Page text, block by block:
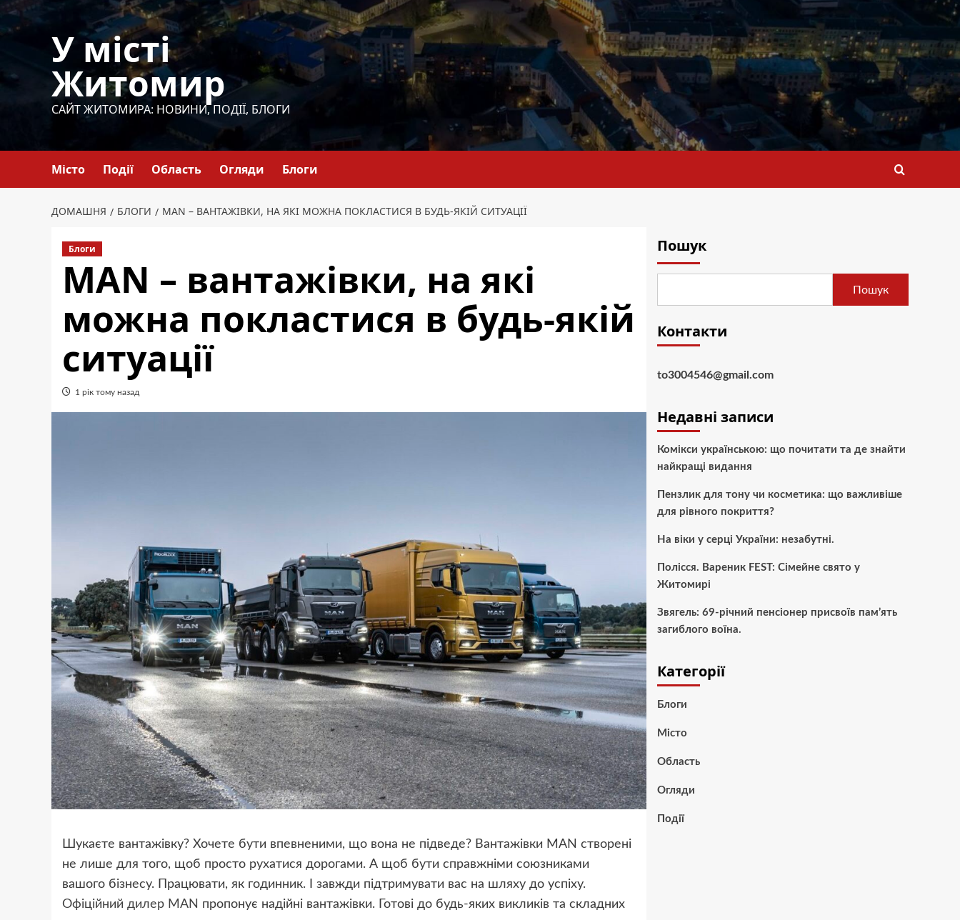
Перейти
У місті
Житомир
САЙТ ЖИТОМИРА: НОВИНИ, ПОДІЇ, БЛОГИ
Місто Події Область Огляди Блоги
ДОМАШНЯ БЛОГИ MAN – ВАНТАЖІВКИ, НА ЯКІ МОЖНА ПОКЛАСТИСЯ В БУДЬ-ЯКІЙ СИТУАЦІЇ
Блоги
MAN – вантажівки, на які
можна покластися в будь-якій
ситуації
1 рік тому назад
Шукаєте вантажівку? Хочете бути впевненими, що вона не підведе? Вантажівки MAN створені
не лише для того, щоб просто рухатися дорогами. А щоб бути справжніми союзниками
вашого бізнесу. Працювати, як годинник. І завжди підтримувати вас на шляху до успіху.
Офіційний дилер MAN пропонує надійні вантажівки. Готові до будь-яких викликів та складних
Пошук
Пошук
Контакти
to3004546@gmail.com
Недавні записи
Комікси українською: що почитати та де знайти
найкращі видання
Пензлик для тону чи косметика: що важливіше
для рівного покриття?
На віки у серці України: незабутні.
Полісся. Вареник FEST: Сімейне свято у
Житомирі
Звягель: 69-річний пенсіонер присвоїв пам’ять
загиблого воїна.
Категорії
Блоги
Місто
Область
Огляди
Події